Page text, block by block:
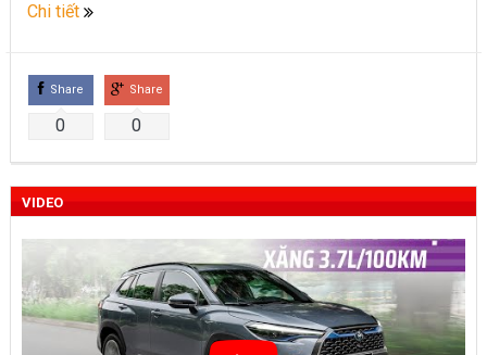
“Bật mí” những thay đổi của Toyota Land Cruiser 2021 vừa
Những dòng xe Toyota đang phổ biến nhất trên thị trường
khúc C – SUV?
Những thay đổi trên dòng xe Vios 2022
Chi tiết
Share
0
Share
0
VIDEO